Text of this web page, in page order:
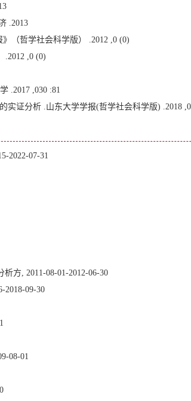
.2013
（哲学社会科学版） .2012 ,0 (0)
.2012 ,0 (0)
.2017 ,030 :81
实证分析 .山东大学学报(哲学社会科学版) .2018
2022-07-31
方, 2011-08-01-2012-06-30
2018-09-30
08-01